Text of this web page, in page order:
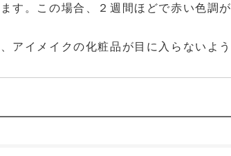
す。この場合、２週間ほどで赤い色調が
アイメイクの化粧品が目に入らないよう